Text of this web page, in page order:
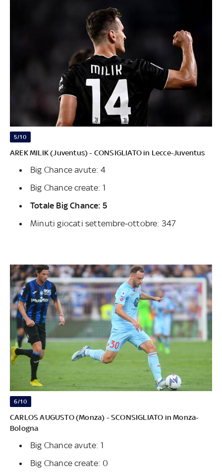
5/10
AREK MILIK (Juventus) - CONSIGLIATO in Lecce-Juventus
Big Chance avute: 4
Big Chance create: 1
Totale Big Chance: 5
Minuti giocati settembre-ottobre: 347
6/10
CARLOS AUGUSTO (Monza) - SCONSIGLIATO in Monza-
Bologna
Big Chance avute: 1
Big Chance create: 0